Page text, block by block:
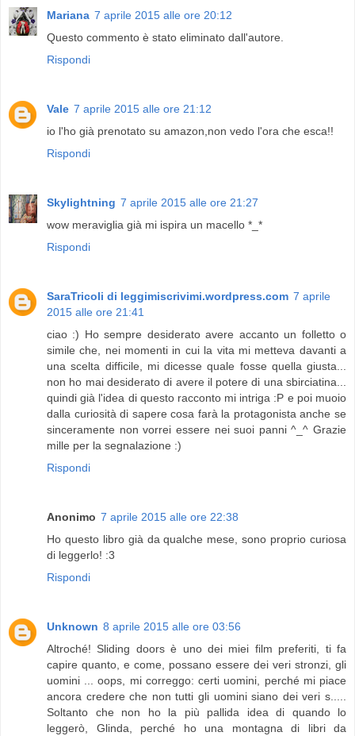
Mariana 7 aprile 2015 alle ore 20:12
Questo commento è stato eliminato dall'autore.
Rispondi
Vale 7 aprile 2015 alle ore 21:12
io l'ho già prenotato su amazon,non vedo l'ora che esca!!
Rispondi
Skylightning 7 aprile 2015 alle ore 21:27
wow meraviglia già mi ispira un macello *_*
Rispondi
SaraTricoli di leggimiscrivimi.wordpress.com 7 aprile
2015 alle ore 21:41
ciao :) Ho sempre desiderato avere accanto un folletto o
simile che, nei momenti in cui la vita mi metteva davanti a
una scelta difficile, mi dicesse quale fosse quella giusta...
non ho mai desiderato di avere il potere di una sbirciatina...
quindi già l'idea di questo racconto mi intriga :P e poi muoio
dalla curiosità di sapere cosa farà la protagonista anche se
sinceramente non vorrei essere nei suoi panni ^_^ Grazie
mille per la segnalazione :)
Rispondi
Anonimo 7 aprile 2015 alle ore 22:38
Ho questo libro già da qualche mese, sono proprio curiosa
di leggerlo! :3
Rispondi
Unknown 8 aprile 2015 alle ore 03:56
Altroché! Sliding doors è uno dei miei film preferiti, ti fa
capire quanto, e come, possano essere dei veri stronzi, gli
uomini ... oops, mi correggo: certi uomini, perché mi piace
ancora credere che non tutti gli uomini siano dei veri s.....
Soltanto che non ho la più pallida idea di quando lo
leggerò, Glinda, perché ho una montagna di libri da